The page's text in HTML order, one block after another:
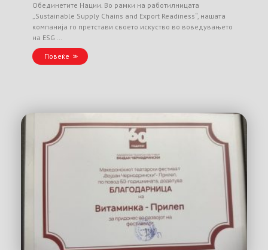
Обединетите Нации. Во рамки на работилницата
„Sustainable Supply Chains and Export Readiness“, нашата
компанија го претстави своето искуство во воведувањето
на ESG …
Повеќе